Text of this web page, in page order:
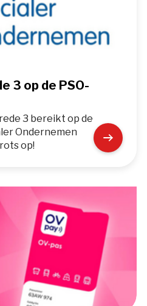
3 op de PSO-
3 bereikt op de
Ondernemen
op!